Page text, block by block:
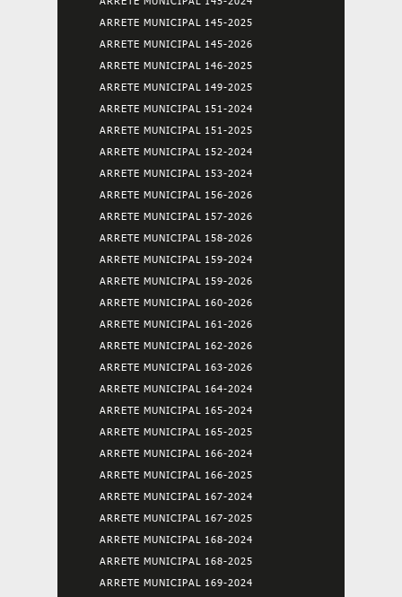
ARRETE MUNICIPAL 145-2025
ARRETE MUNICIPAL 145-2026
ARRETE MUNICIPAL 146-2025
ARRETE MUNICIPAL 149-2025
ARRETE MUNICIPAL 151-2024
ARRETE MUNICIPAL 151-2025
ARRETE MUNICIPAL 152-2024
ARRETE MUNICIPAL 153-2024
ARRETE MUNICIPAL 156-2026
ARRETE MUNICIPAL 157-2026
ARRETE MUNICIPAL 158-2026
ARRETE MUNICIPAL 159-2024
ARRETE MUNICIPAL 159-2026
ARRETE MUNICIPAL 160-2026
ARRETE MUNICIPAL 161-2026
ARRETE MUNICIPAL 162-2026
ARRETE MUNICIPAL 163-2026
ARRETE MUNICIPAL 164-2024
ARRETE MUNICIPAL 165-2024
ARRETE MUNICIPAL 165-2025
ARRETE MUNICIPAL 166-2024
ARRETE MUNICIPAL 166-2025
ARRETE MUNICIPAL 167-2024
ARRETE MUNICIPAL 167-2025
ARRETE MUNICIPAL 168-2024
ARRETE MUNICIPAL 168-2025
ARRETE MUNICIPAL 169-2024